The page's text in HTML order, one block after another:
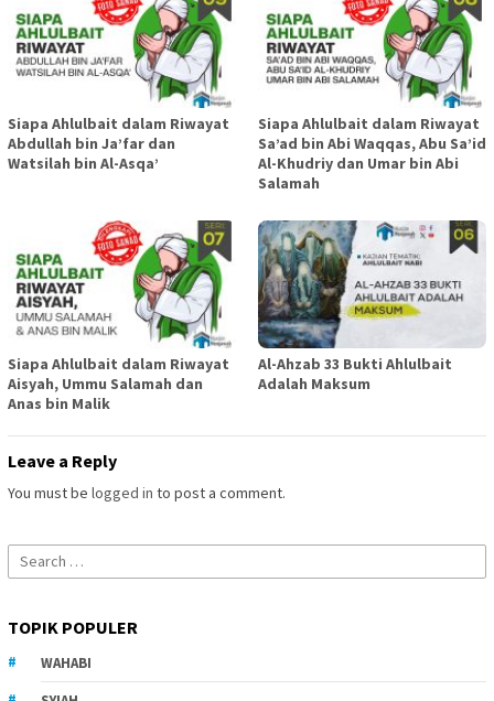
Siapa Ahlulbait dalam Riwayat
Abdullah bin Ja’far dan
Watsilah bin Al-Asqa’
Siapa Ahlulbait dalam Riwayat
Sa’ad bin Abi Waqqas, Abu Sa’id
Al-Khudriy dan Umar bin Abi
Salamah
Siapa Ahlulbait dalam Riwayat
Aisyah, Ummu Salamah dan
Anas bin Malik
Al-Ahzab 33 Bukti Ahlulbait
Adalah Maksum
Leave a Reply
You must be logged in to post a comment.
Search
for:
TOPIK POPULER
WAHABI